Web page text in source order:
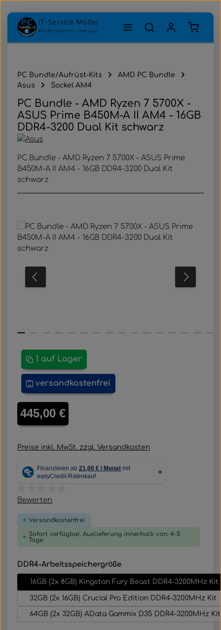
Zum Hauptinhalt springen
PC Bundle/Aufrüst-Kits
AMD PC Bundle
Asus
Sockel AM4
PC Bundle - AMD Ryzen 7 5700X -
ASUS Prime B450M-A II AM4 - 16GB
DDR4-3200 Dual Kit schwarz
PC Bundle - AMD Ryzen 7 5700X - ASUS Prime
B450M-A II AM4 - 16GB DDR4-3200 Dual Kit
schwarz
Bildergalerie überspringen
1 auf Lager
versandkostenfrei
445,00 €
Preise inkl. MwSt. zzgl. Versandkosten
Durchschnittliche Bewertung von 0 von 5 Sternen
Bewerten
Versandkostenfrei
Sofort verfügbar, Auslieferung innerhalb von: 4-5
Tage
DDR4-Arbeitsspeichergrößeauswählen
16GB (2x 8GB) Kingston Fury Beast DDR4-3200MHz Kit
32GB (2x 16GB) Crucial Pro Edition DDR4-3200MHz Kit
64GB (2x 32GB) AData Gammix D35 DDR4-3200MHz Kit